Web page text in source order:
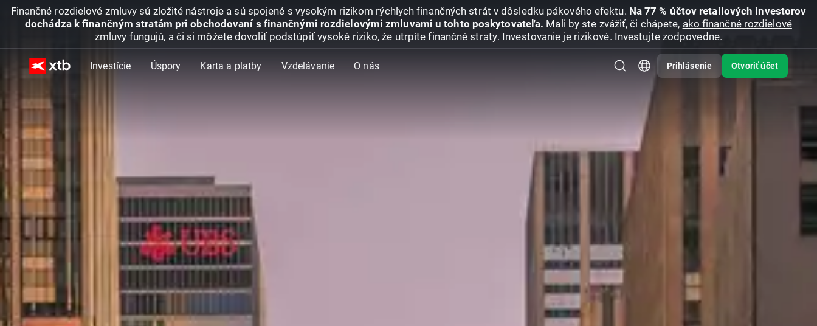
Finančné rozdielové zmluvy sú zložité nástroje a sú spojené s vysokým rizikom rýchlych finančných strát v dôsledku pákového efektu. Na 77 % účtov retailových investorov
dochádza k finančným stratám pri obchodovaní s finančnými rozdielovými zmluvami u tohto poskytovateľa. Mali by ste zvážiť, či chápete, ako finančné rozdielové
zmluvy fungujú, a či si môžete dovoliť podstúpiť vysoké riziko, že utrpíte finančné straty. Investovanie je rizikové. Investujte zodpovedne.
Investície Úspory Karta a platby Vzdelávanie O nás Prihlásenie Otvoriť účet